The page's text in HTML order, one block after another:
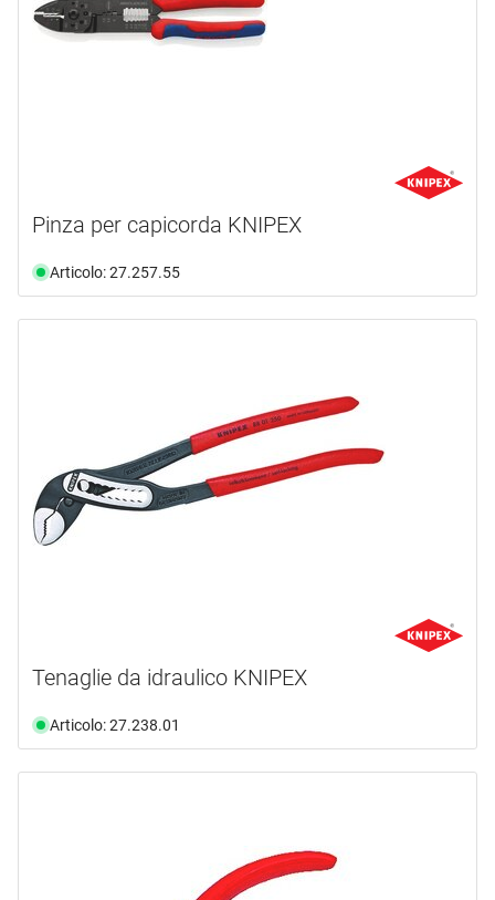
Pinza per capicorda KNIPEX
Articolo: 27.257.55
Tenaglie da idraulico KNIPEX
Articolo: 27.238.01